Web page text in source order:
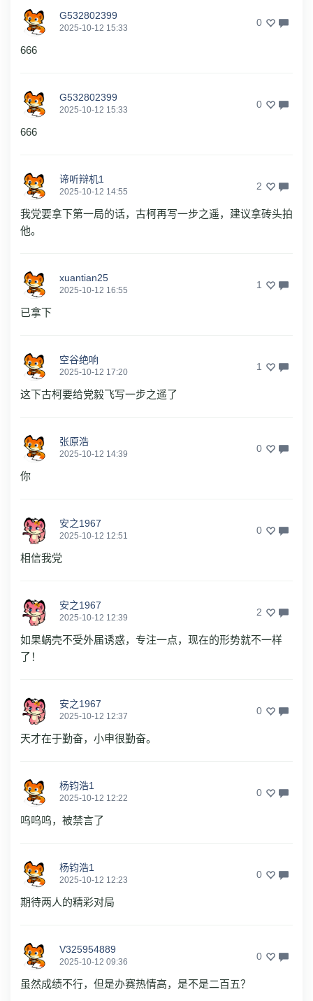
G532802399
2025-10-12 15:33 0
666
G532802399
2025-10-12 15:33 0
666
谛听辩机1
2025-10-12 14:55 2
我党要拿下第一局的话，古柯再写一步之遥，建议拿砖头拍
他。
xuantian25
2025-10-12 16:55 1
已拿下
空谷绝响
2025-10-12 17:20 1
这下古柯要给党毅飞写一步之遥了
张原浩
2025-10-12 14:39 0
你
安之1967
2025-10-12 12:51 0
相信我党
安之1967
2025-10-12 12:39 2
如果蜗壳不受外届诱惑，专注一点，现在的形势就不一样
了！
安之1967
2025-10-12 12:37 0
天才在于勤奋，小申很勤奋。
杨钧浩1
2025-10-12 12:22 0
呜呜呜，被禁言了
杨钧浩1
2025-10-12 12:23 0
期待两人的精彩对局
V325954889
2025-10-12 09:36 0
虽然成绩不行，但是办赛热情高，是不是二百五？